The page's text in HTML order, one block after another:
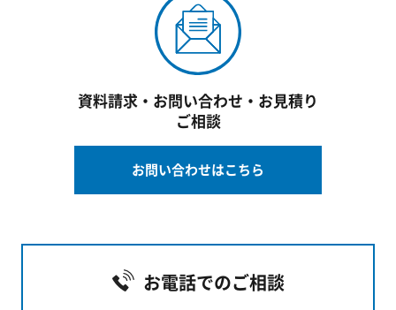
資料請求・お問い合わせ・お見積り
ご相談
お問い合わせはこちら
お電話でのご相談